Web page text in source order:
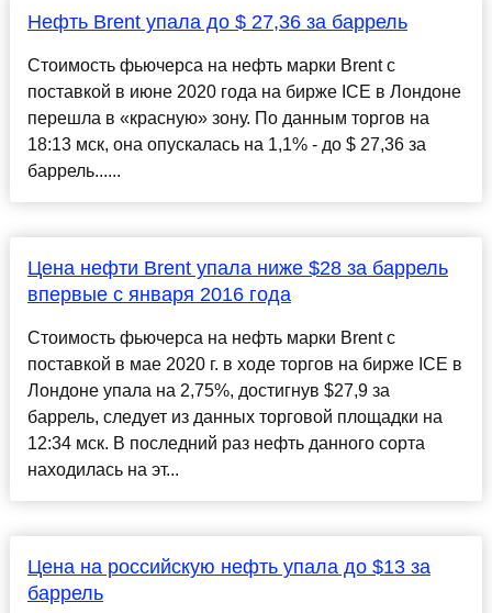
Нефть Brent упала до $ 27,36 за баррель
Стоимость фьючерса на нефть марки Brent с
поставкой в июне 2020 года на бирже ICE в Лондоне
перешла в «красную» зону. По данным торгов на
18:13 мск, она опускалась на 1,1% - до $ 27,36 за
баррель......
Цена нефти Brent упала ниже $28 за баррель
впервые с января 2016 года
Стоимость фьючерса на нефть марки Brent с
поставкой в мае 2020 г. в ходе торгов на бирже ICE в
Лондоне упала на 2,75%, достигнув $27,9 за
баррель, следует из данных торговой площадки на
12:34 мск. В последний раз нефть данного сорта
находилась на эт...
Цена на российскую нефть упала до $13 за
баррель